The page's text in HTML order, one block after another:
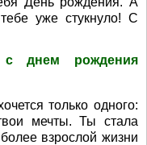
уже стукнуло! С
с днем рождения
только одного:
мечты. Ты стала
взрослой жизни